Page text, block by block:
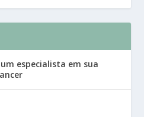
especialista em sua